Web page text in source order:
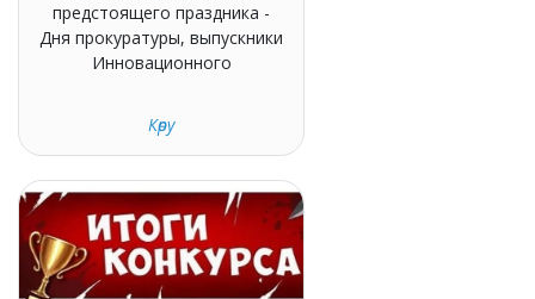
предстоящего праздника -
Дня прокуратуры, выпускники
Инновационного
Көру